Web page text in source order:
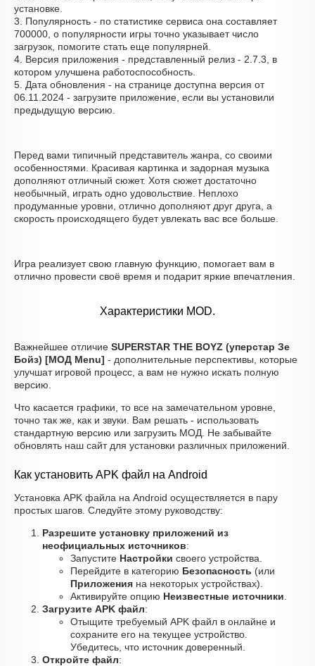
установке.
3. Популярность - по статистике сервиса она составляет
700000, о популярности игры точно указывает число
загрузок, помогите стать еще популярней.
4. Версия приложения - представленный релиз - 2.7.3, в
котором улучшена работоспособность.
5. Дата обновления - на странице доступна версия от
06.11.2024 - загрузите приложение, если вы установили
предыдущую версию.
Перед вами типичный представитель жанра, со своими
особенностями. Красивая картинка и задорная музыка
дополняют отличный сюжет. Хотя сюжет достаточно
необычный, играть одно удовольствие. Неплохо
продуманные уровни, отлично дополняют друг друга, а
скорость происходящего будет увлекать вас все больше.
Игра реализует свою главную функцию, помогает вам в
отлично провести своё время и подарит яркие впечатления.
Характеристики MOD.
Важнейшее отличие SUPERSTAR THE BOYZ (уперстар Зе
Бойз) [МОД Menu] - дополнительные перспективы, которые
улучшат игровой процесс, а вам не нужно искать полную
версию.
Что касается графики, то все на замечательном уровне,
точно так же, как и звуки. Вам решать - использовать
стандартную версию или загрузить МОД. Не забывайте
обновлять наш сайт для установки различных приложений.
Как установить APK файл на Android
Установка APK файла на Android осуществляется в пару
простых шагов. Следуйте этому руководству:
Разрешите установку приложений из
неофициальных источников:
Запустите Настройки своего устройства.
Перейдите в категорию Безопасность (или
Приложения на некоторых устройствах).
Активируйте опцию Неизвестные источники
Загрузите APK файл:
Отыщите требуемый APK файл в онлайне и
сохраните его на текущее устройство.
Убедитесь, что источник доверенный.
Откройте файл: